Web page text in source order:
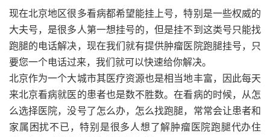
现在北京地区很多看病都希望能挂上号，特别是一些权威的
大夫号，是很多人第一想挂号的，但是挂不到这类号只能找
跑腿的电话解决，现在我们就有提供肿瘤医院跑腿挂号，只
要您一个电话过来，我们就可以快速给你解决。
北京作为一个大城市其医疗资源也是相当地丰富，因此每天
来北京看病就医的患者也是数不胜数。在看病的时候，从怎
么选择医院，没号了怎么办，怎么找跑腿，常常会让患者和
家属困扰不已，特别是很多人想了解肿瘤医院跑腿代办住